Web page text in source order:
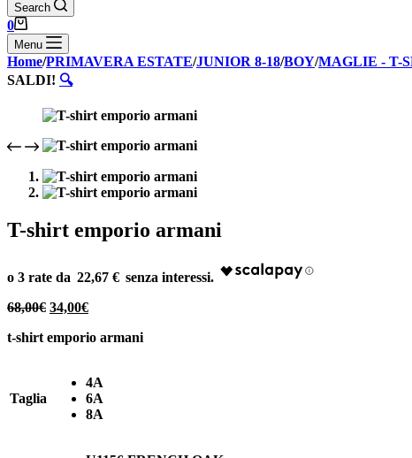
Search
Carrello
0
Menu
Home/PRIMAVERA ESTATE/JUNIOR 8-18/BOY/MAGLIE - T-
SALDI! 🔍
T-shirt emporio armani
22,67 €
68,00€ Il
originale
34,00€Il
attuale
t-shirt emporio armani
Taglia
4A
6A
8A